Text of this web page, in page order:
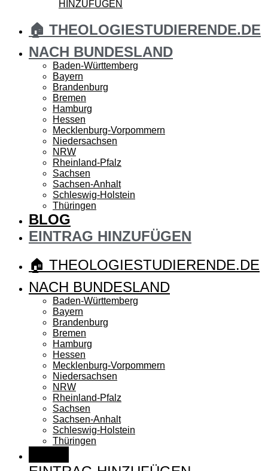
HINZUFÜGEN
🏠 THEOLOGIESTUDIERENDE.DE
NACH BUNDESLAND
Baden-Württemberg
Bayern
Brandenburg
Bremen
Hamburg
Hessen
Mecklenburg-Vorpommern
Niedersachsen
NRW
Rheinland-Pfalz
Sachsen
Sachsen-Anhalt
Schleswig-Holstein
Thüringen
BLOG
EINTRAG HINZUFÜGEN
🏠 THEOLOGIESTUDIERENDE.DE
NACH BUNDESLAND
Baden-Württemberg
Bayern
Brandenburg
Bremen
Hamburg
Hessen
Mecklenburg-Vorpommern
Niedersachsen
NRW
Rheinland-Pfalz
Sachsen
Sachsen-Anhalt
Schleswig-Holstein
Thüringen